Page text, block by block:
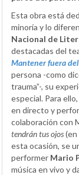
Esta obra está
minoría y lo
Nacional de
destacadas del
Mantener fuera
persona -como
trauma”-, su
especial. Para
en directo y
colaboración con
tendrán tus ojos(en
esta ocasión, se
performer Mario
música en vivo y